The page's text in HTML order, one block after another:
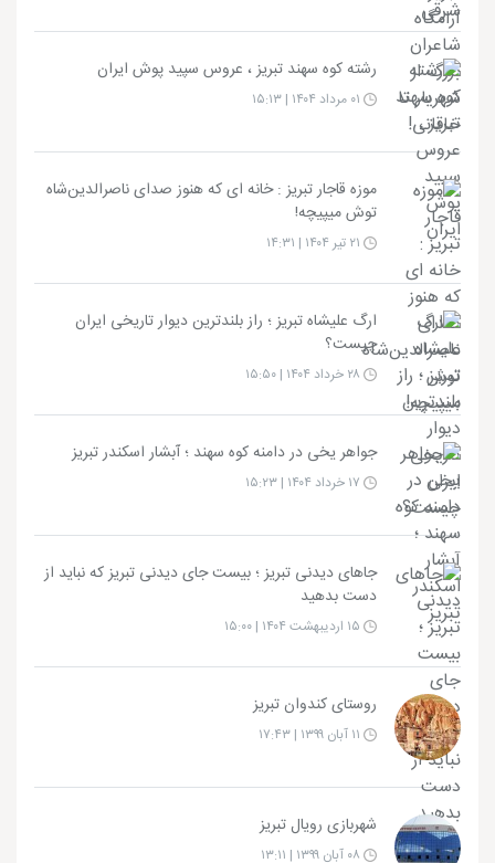
رشته کوه سهند تبریز ، عروس سپید پوش ایران
موزه قاجار تبریز : خانه ای که هنوز صدای ناصرالدین‌شاه
توش میپیچه!
ارگ علیشاه تبریز ؛ راز بلندترین دیوار تاریخی ایران
چیست؟
جواهر یخی در دامنه کوه سهند ؛ آبشار اسکندر تبریز
جاهای دیدنی تبریز ؛ بیست جای دیدنی تبریز که نباید از
دست بدهید
روستای کندوان تبریز
شهربازی رویال تبریز